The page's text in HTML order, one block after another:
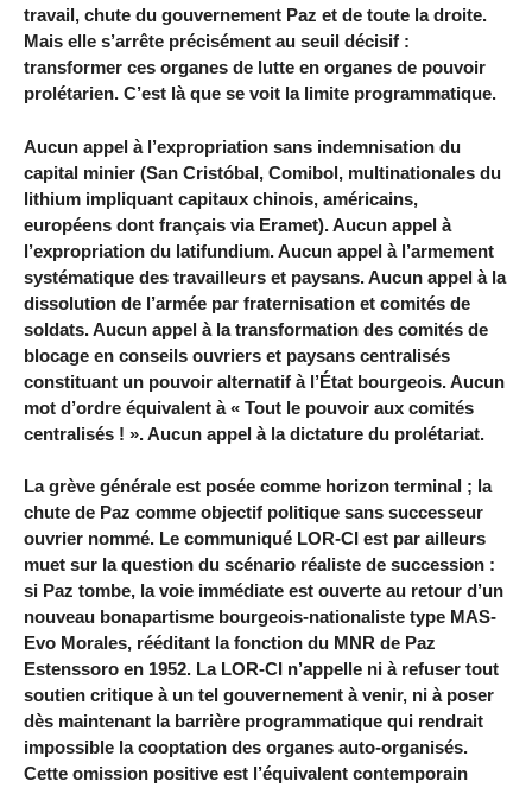
travail, chute du gouvernement Paz et de toute la droite.
Mais elle s’arrête précisément au seuil décisif :
transformer ces organes de lutte en organes de pouvoir
prolétarien. C’est là que se voit la limite programmatique.
Aucun appel à l’expropriation sans indemnisation du
capital minier (San Cristóbal, Comibol, multinationales du
lithium impliquant capitaux chinois, américains,
européens dont français via Eramet). Aucun appel à
l’expropriation du latifundium. Aucun appel à l’armement
systématique des travailleurs et paysans. Aucun appel à la
dissolution de l’armée par fraternisation et comités de
soldats. Aucun appel à la transformation des comités de
blocage en conseils ouvriers et paysans centralisés
constituant un pouvoir alternatif à l’État bourgeois. Aucun
mot d’ordre équivalent à « Tout le pouvoir aux comités
centralisés ! ». Aucun appel à la dictature du prolétariat.
La grève générale est posée comme horizon terminal ; la
chute de Paz comme objectif politique sans successeur
ouvrier nommé. Le communiqué LOR-CI est par ailleurs
muet sur la question du scénario réaliste de succession :
si Paz tombe, la voie immédiate est ouverte au retour d’un
nouveau bonapartisme bourgeois-nationaliste type MAS-
Evo Morales, rééditant la fonction du MNR de Paz
Estenssoro en 1952. La LOR-CI n’appelle ni à refuser tout
soutien critique à un tel gouvernement à venir, ni à poser
dès maintenant la barrière programmatique qui rendrait
impossible la cooptation des organes auto-organisés.
Cette omission positive est l’équivalent contemporain